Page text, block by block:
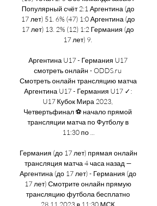
Популярный счёт 2:1 Аргентина (до
17 лет) 51. 6% (47) 1:0 Аргентина (до
17 лет) 13. 2% (12) 1:2 Германия (до
17 лет) 9.
Аргентина U17 - Германия U17
смотреть онлайн - ODDS.ru
Смотреть онлайн трансляцию матча
Аргентина U17 - Германия U17 ✓:
U17 Кубок Мира 2023,
Четвертьфинал ⚽ начало прямой
трансляции матча по Футболу в
11:30 по ...
Германия (до 17 лет) прямая онлайн
трансляция матча 4 часа назад —
Аргентина (до 17 лет) - Германия (до
17 лет) Смотрите онлайн прямую
трансляцию футбола бесплатно
28.11.2023 в 11:30 МСК.